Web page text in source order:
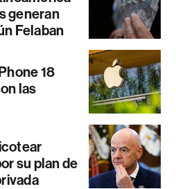
generan
Felaban
18
las
su plan de